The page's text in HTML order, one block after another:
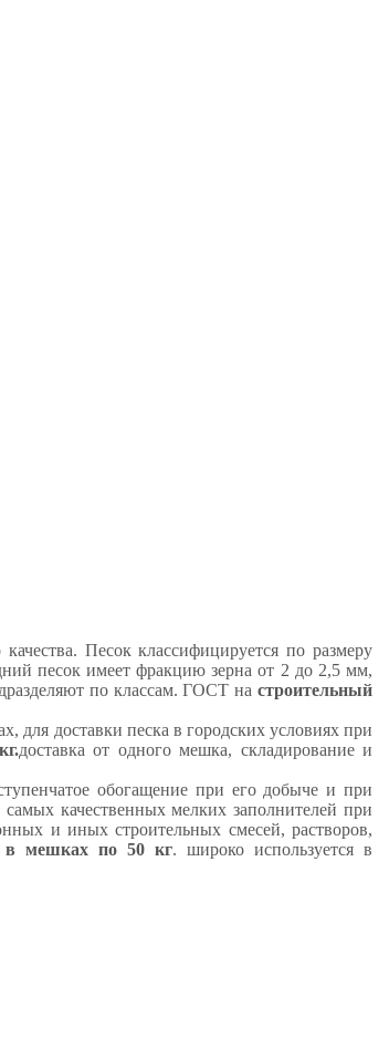
качества. Песок классифицируется по размеру
песок имеет фракцию зерна от 2 до 2,5 мм,
по классам. ГОСТ настроительный
для доставки песка в городских условиях при
доставка от одного мешка, складирование и
обогащение при его добыче и при
качественных мелких заполнителей при
и иных строительных смесей, растворов,
в мешках по 50 кг. широко используется в